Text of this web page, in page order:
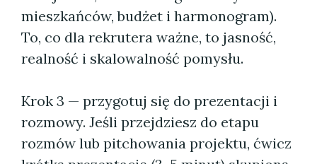
mieszkańców, budżet i harmonogram).
To, co dla rekrutera ważne, to jasność,
realność i skalowalność pomysłu.
Krok 3 — przygotuj się do prezentacji i
rozmowy. Jeśli przejdziesz do etapu
rozmów lub pitchowania projektu, ćwicz